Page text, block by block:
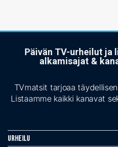
Päivän TV-urheilut
alkamisajat &
TVmatsit tarjoaa
Listaamme kaikki kanavat
Urheilu